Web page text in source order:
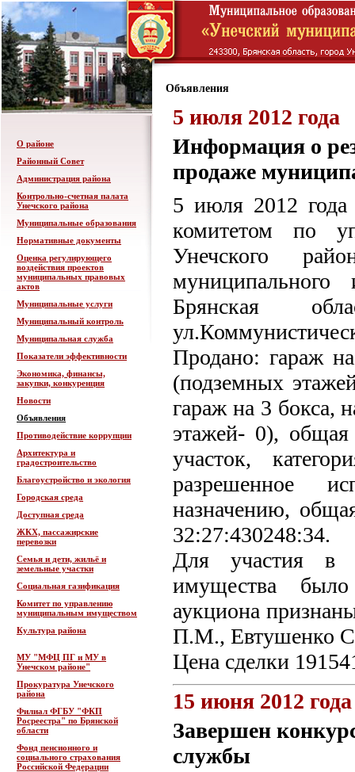
О районе
Районный Совет
Администрация района
Контрольно-счетная палата
Унечского района
Муниципальные образования
Нормативные документы
Оценка регулирующего
воздействия проектов
муниципальных правовых
актов
Муниципальные услуги
Муниципальный контроль
Муниципальная служба
Показатели эффективности
Экономика, финансы,
закупки, конкуренция
Новости
Объявления
Противодействие коррупции
Архитектура и
градостроительство
Благоустройство и экология
Городская среда
Доступная среда
ЖКХ, пассажирские
перевозки
Семья и дети, жильё и
земельные участки
Социальная газификация
Комитет по управлению
муниципальным имуществом
Культура района
МУ "МФЦ ПГ и МУ в
Унечском районе"
Прокуратура Унечского
района
Филиал ФГБУ "ФКП
Росреестра" по Брянской
области
Фонд пенсионного и
социального страхования
Российской Федерации
Объявления
5 июля 2012 года
Информация о
продаже
5 июля 2012
комитетом по
Унечского
муниципального
Брянская
Продано: гараж
(подземных
гараж на 3 бокса,
этажей- 0),
участок,
разрешенное
назначению,
32:27:430248:34.
Для участия в
имущества
аукциона
П.М., Евтушенко
Цена сделки
15 июня 2012 года
Завершен
службы